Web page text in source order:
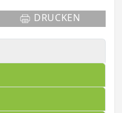
DRUCKEN